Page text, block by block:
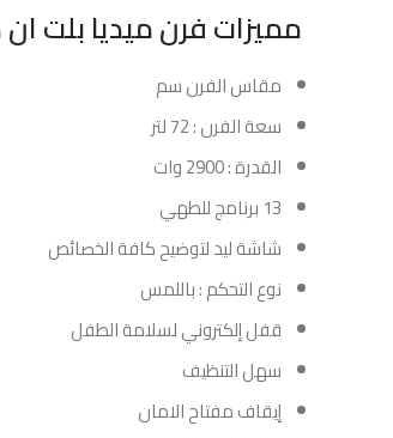
مميزات فرن ميديا بلت ان كهرباء 13
مقاس الفرن سم
سعة الفرن : 72 لتر
القدرة : 2900 وات
13 برنامج للطهي
شاشة ليد لتوضيح كافة الخصائص
نوع التحكم : باللمس
قفل إلكتروني لسلامة الطفل
سهل التنظيف
إيقاف مفتاح الامان